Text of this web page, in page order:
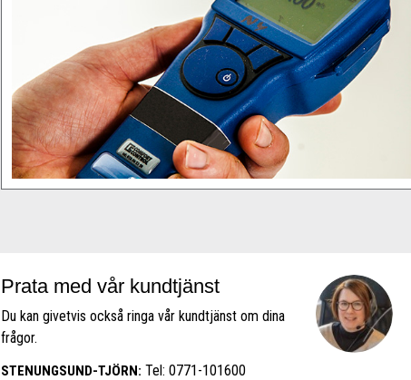
Prata med vår kundtjänst
Du kan givetvis också ringa vår kundtjänst om dina
frågor.
STENUNGSUND-TJÖRN: Tel: 0771-101600